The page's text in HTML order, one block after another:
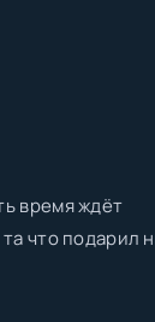
время ждёт
что подарил